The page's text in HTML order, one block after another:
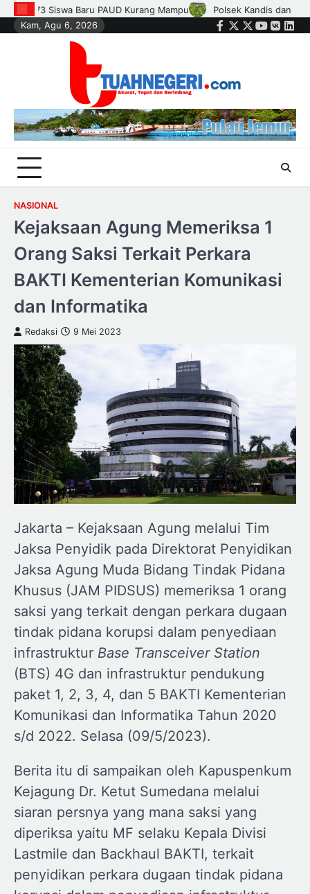
Skip
to
dan Petani Bersinergi, Jaga Jagung Tetap Tumbuh untuk Ketahanan
Kam, Agu 6, 2026
Facebook
Twitter
Instagram
Youtube
VK
NASIONAL
Kejaksaan Agung Memeriksa 1
Orang Saksi Terkait Perkara
BAKTI Kementerian Komunikasi
dan Informatika
Redaksi 9 Mei 2023
Jakarta – Kejaksaan Agung melalui Tim
Jaksa Penyidik pada Direktorat Penyidikan
Jaksa Agung Muda Bidang Tindak Pidana
Khusus (JAM PIDSUS) memeriksa 1 orang
saksi yang terkait dengan perkara dugaan
tindak pidana korupsi dalam penyediaan
infrastruktur Base Transceiver Station
(BTS) 4G dan infrastruktur pendukung
paket 1, 2, 3, 4, dan 5 BAKTI Kementerian
Komunikasi dan Informatika Tahun 2020
s/d 2022. Selasa (09/5/2023).
Berita itu di sampaikan oleh Kapuspenkum
Kejagung Dr. Ketut Sumedana melalui
siaran persnya yang mana saksi yang
diperiksa yaitu MF selaku Kepala Divisi
Lastmile dan Backhaul BAKTI, terkait
penyidikan perkara dugaan tindak pidana